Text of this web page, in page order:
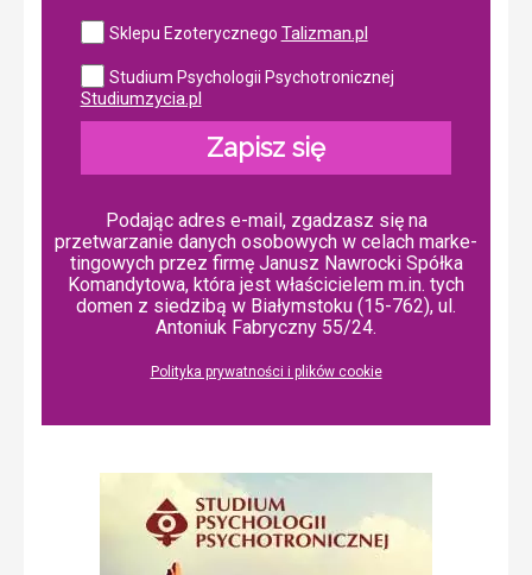
Sklepu Ezoterycznego Talizman.pl
Studium Psychologii Psychotronicznej
Studiumzycia.pl
Zapisz się
Podając adres e-mail, zgadzasz się na
przetwarzanie danych osobowych w ce­lach mar­ke­
tin­go­wych przez firmę Janusz Nawrocki Spółka
Komandytowa, która jest właścicielem m.in. tych
domen z siedzibą w Białymstoku (15-762), ul.
Antoniuk Fabryczny 55/24.
Polityka prywatności i plików cookie